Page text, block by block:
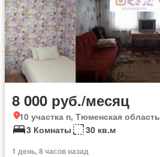
8 000 руб./месяц
10 участка п, Тюменская область
3 Комнаты
30 кв.м
1 день, 8 часов назад